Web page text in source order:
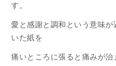
す。
愛と感謝と調和という意味
いた紙を
痛いところに張ると痛みが治